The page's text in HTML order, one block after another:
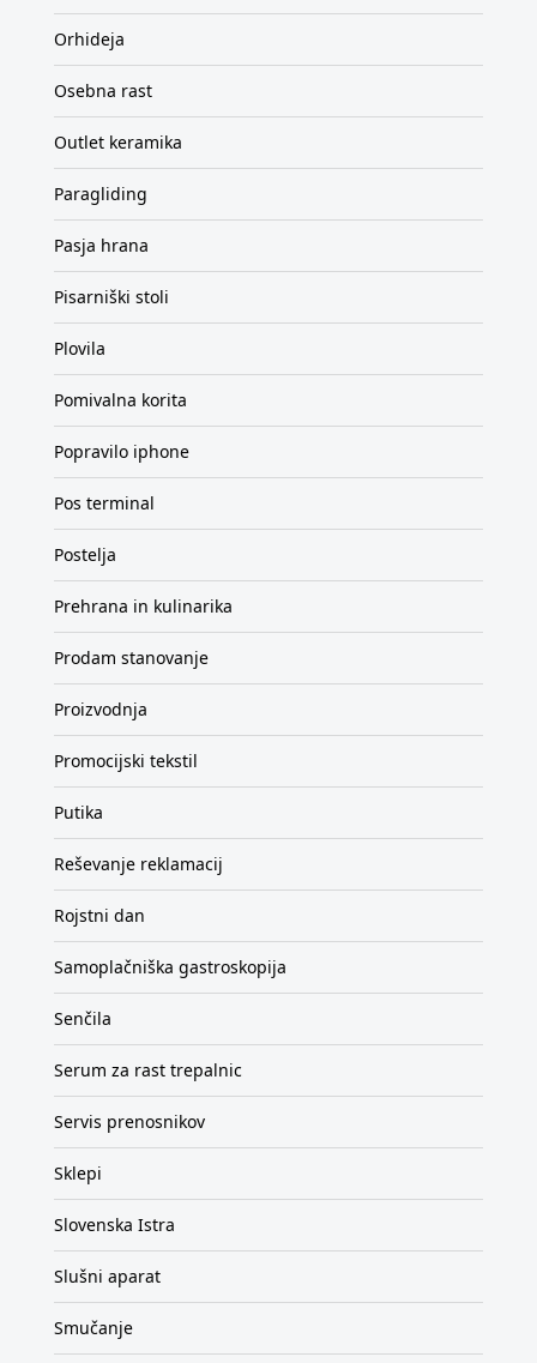
Orhideja
Osebna rast
Outlet keramika
Paragliding
Pasja hrana
Pisarniški stoli
Plovila
Pomivalna korita
Popravilo iphone
Pos terminal
Postelja
Prehrana in kulinarika
Prodam stanovanje
Proizvodnja
Promocijski tekstil
Putika
Reševanje reklamacij
Rojstni dan
Samoplačniška gastroskopija
Senčila
Serum za rast trepalnic
Servis prenosnikov
Sklepi
Slovenska Istra
Slušni aparat
Smučanje